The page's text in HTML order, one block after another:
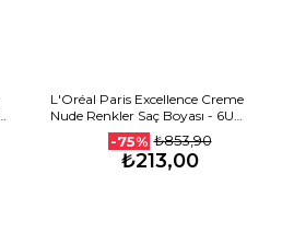
L'Oréal Paris Excellence Creme
Nude Renkler Saç Boyası - 6U
Nude Koyu Kumral
-75% ₺853,90
₺213,00